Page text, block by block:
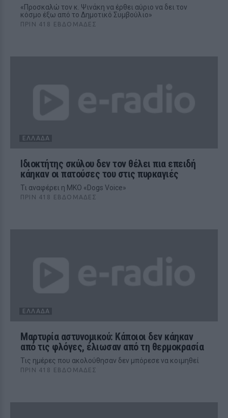
«Προσκαλώ τον κ. Ψινάκη να έρθει αύριο να δει τον
κόσμο έξω από το Δημοτικό Συμβούλιο»
ΠΡΙΝ 418 ΕΒΔΟΜΆΔΕΣ
ΕΛΛΆΔΑ
Ιδιοκτήτης σκύλου δεν τον θέλει πια επειδή
κάηκαν οι πατούσες του στις πυρκαγιές
Τι αναφέρει η MKO «Dogs Voice»
ΠΡΙΝ 418 ΕΒΔΟΜΆΔΕΣ
ΕΛΛΆΔΑ
Μαρτυρία αστυνομικού: Κάποιοι δεν κάηκαν
από τις φλόγες, έλιωσαν από τη θερμοκρασία
Τις ημέρες που ακολούθησαν δεν μπόρεσε να κοιμηθεί
ΠΡΙΝ 418 ΕΒΔΟΜΆΔΕΣ